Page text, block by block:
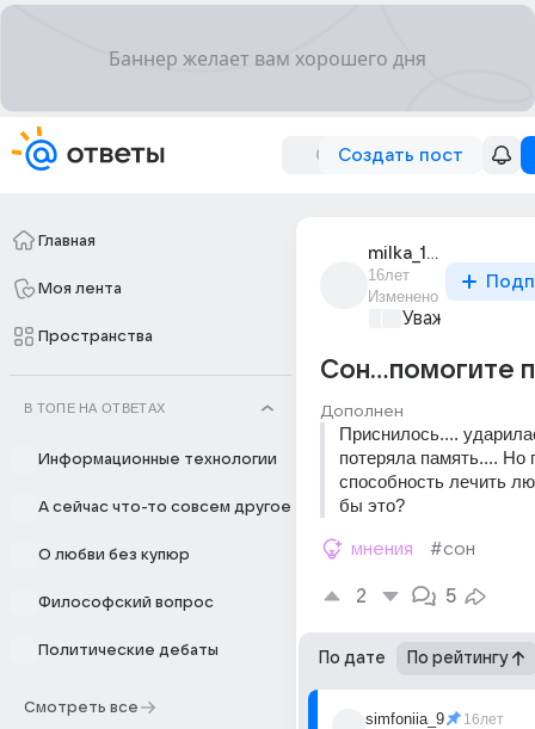
Создать пост
Главная
Моя лента
Пространства
В ТОПЕ НА ОТВЕТАХ
Информационные технологии
А сейчас что-то совсем другое
О любви без купюр
Философский вопрос
Политические дебаты
Смотреть все
milka_131
16лет
Изменено
Уважаемый
Сон...помогите
Дополнен
Приснилось....
потеряла память.... Но
способность лечить
бы это?
мнения #сон
2 5
По дате По рейтингу
simfoniia_9 16лет